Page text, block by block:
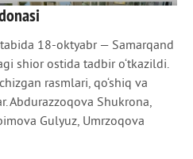
18-oktyabr — Samarqand
shior ostida tadbir o‘tkazildi.
rasmlari, qo‘shiq va
Abdurazzoqova Shukrona,
Gulyuz, Umrzoqova